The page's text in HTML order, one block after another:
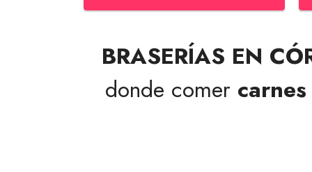
BRASERÍAS EN
donde comer